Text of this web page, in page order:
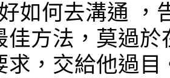
如何去溝通 ，
佳方法，莫過
求，交給他過目